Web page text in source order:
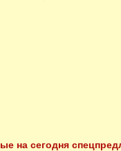
на сегодня